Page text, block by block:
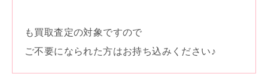
も買取査定の対象ですので
ご不要になられた方はお持ち込みください♪